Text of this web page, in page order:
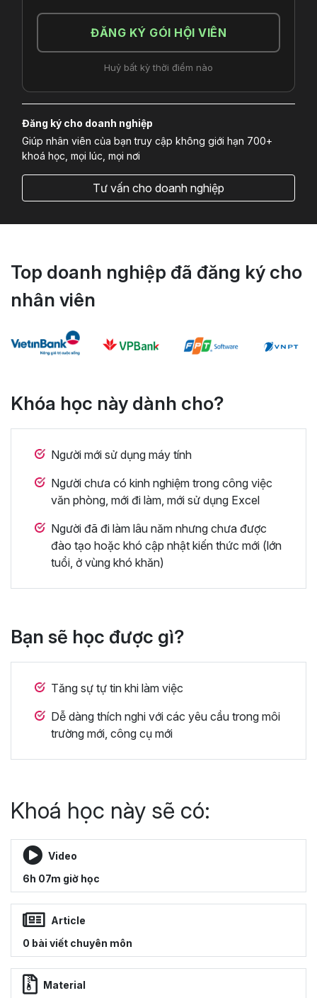
ĐĂNG KÝ GÓI HỘI VIÊN
Huỷ bất kỳ thời điểm nào
Đăng ký cho doanh nghiệp
Giúp nhân viên của bạn truy cập không giới hạn 700+
khoá học, mọi lúc, mọi nơi
Tư vấn cho doanh nghiệp
Top doanh nghiệp đã đăng ký cho
nhân viên
Khóa học này dành cho?
Người mới sử dụng máy tính
Người chưa có kinh nghiệm trong công việc
văn phòng, mới đi làm, mới sử dụng Excel
Người đã đi làm lâu năm nhưng chưa được
đào tạo hoặc khó cập nhật kiến thức mới (lớn
tuổi, ở vùng khó khăn)
Bạn sẽ học được gì?
Tăng sự tự tin khi làm việc
Dễ dàng thích nghi với các yêu cầu trong môi
trường mới, công cụ mới
Khoá học này sẽ có:
Video
6h 07m giờ học
Article
0 bài viết chuyên môn
Material